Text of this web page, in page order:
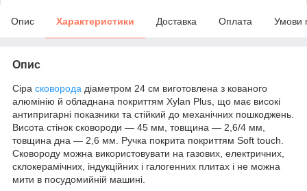
Опис Характеристики Доставка Оплата Умови
Опис
Сіра сковорода діаметром 24 см виготовлена з кованого
алюмінію й обладнана покриттям Xylan Plus, що має високі
антипригарні показники та стійкий до механічних пошкоджень.
Висота стінок сковороди — 45 мм, товщина — 2,6/4 мм,
товщина дна — 2,6 мм. Ручка покрита покриттям Soft touch.
Сковороду можна використовувати на газових, електричних,
склокерамічних, індукційних і галогенних плитах і не можна
мити в посудомийній машині.